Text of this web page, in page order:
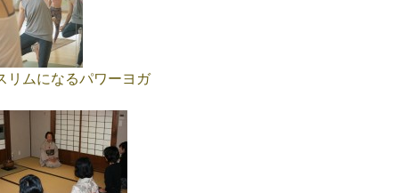
リムになるパワーヨガ